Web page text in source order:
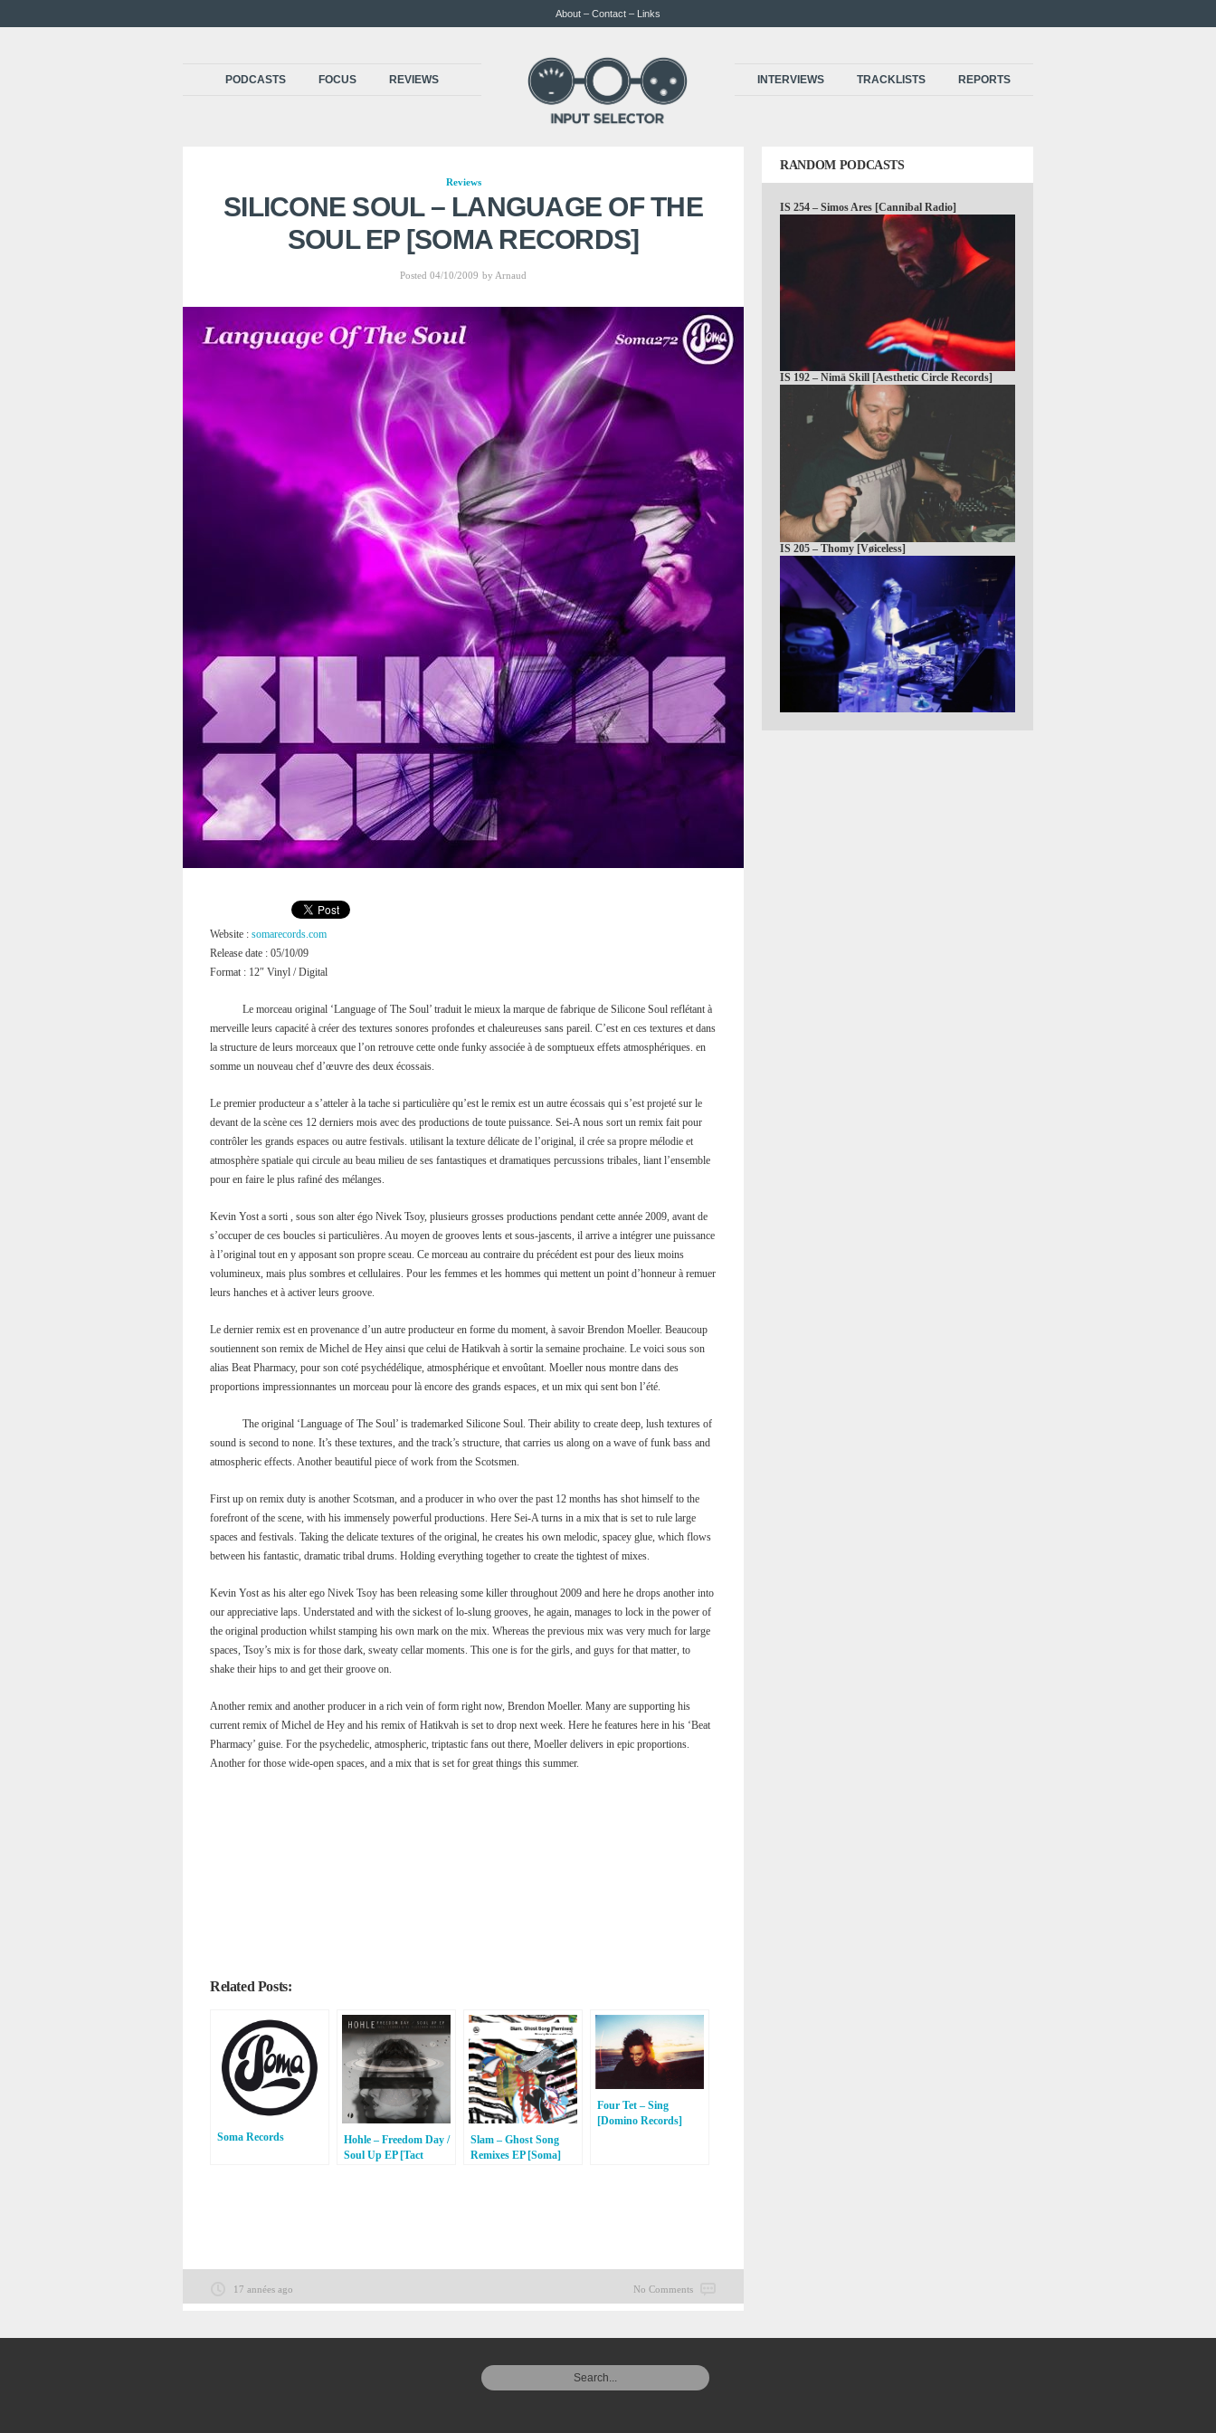
About – Contact – Links
PODCASTS FOCUS REVIEWS INTERVIEWS TRACKLISTS REPORTS
Reviews
SILICONE SOUL – LANGUAGE OF THE
SOUL EP [SOMA RECORDS]
Posted 04/10/2009 by Arnaud
Website : somarecords.com
Release date : 05/10/09
Format : 12″ Vinyl / Digital
Le morceau original ‘Language of The Soul’ traduit le mieux la marque de fabrique de Silicone Soul reflétant à
merveille leurs capacité à créer des textures sonores profondes et chaleureuses sans pareil. C’est en ces textures et dans
la structure de leurs morceaux que l’on retrouve cette onde funky associée à de somptueux effets atmosphériques. en
somme un nouveau chef d’œuvre des deux écossais.
Le premier producteur a s’atteler à la tache si particulière qu’est le remix est un autre écossais qui s’est projeté sur le
devant de la scène ces 12 derniers mois avec des productions de toute puissance. Sei-A nous sort un remix fait pour
contrôler les grands espaces ou autre festivals. utilisant la texture délicate de l’original, il crée sa propre mélodie et
atmosphère spatiale qui circule au beau milieu de ses fantastiques et dramatiques percussions tribales, liant l’ensemble
pour en faire le plus rafiné des mélanges.
Kevin Yost a sorti , sous son alter égo Nivek Tsoy, plusieurs grosses productions pendant cette année 2009, avant de
s’occuper de ces boucles si particulières. Au moyen de grooves lents et sous-jascents, il arrive a intégrer une puissance
à l’original tout en y apposant son propre sceau. Ce morceau au contraire du précédent est pour des lieux moins
volumineux, mais plus sombres et cellulaires. Pour les femmes et les hommes qui mettent un point d’honneur à remuer
leurs hanches et à activer leurs groove.
Le dernier remix est en provenance d’un autre producteur en forme du moment, à savoir Brendon Moeller. Beaucoup
soutiennent son remix de Michel de Hey ainsi que celui de Hatikvah à sortir la semaine prochaine. Le voici sous son
alias Beat Pharmacy, pour son coté psychédélique, atmosphérique et envoûtant. Moeller nous montre dans des
proportions impressionnantes un morceau pour là encore des grands espaces, et un mix qui sent bon l’été.
The original ‘Language of The Soul’ is trademarked Silicone Soul. Their ability to create deep, lush textures of
sound is second to none. It’s these textures, and the track’s structure, that carries us along on a wave of funk bass and
atmospheric effects. Another beautiful piece of work from the Scotsmen.
First up on remix duty is another Scotsman, and a producer in who over the past 12 months has shot himself to the
forefront of the scene, with his immensely powerful productions. Here Sei-A turns in a mix that is set to rule large
spaces and festivals. Taking the delicate textures of the original, he creates his own melodic, spacey glue, which flows
between his fantastic, dramatic tribal drums. Holding everything together to create the tightest of mixes.
Kevin Yost as his alter ego Nivek Tsoy has been releasing some killer throughout 2009 and here he drops another into
our appreciative laps. Understated and with the sickest of lo-slung grooves, he again, manages to lock in the power of
the original production whilst stamping his own mark on the mix. Whereas the previous mix was very much for large
spaces, Tsoy’s mix is for those dark, sweaty cellar moments. This one is for the girls, and guys for that matter, to
shake their hips to and get their groove on.
Another remix and another producer in a rich vein of form right now, Brendon Moeller. Many are supporting his
current remix of Michel de Hey and his remix of Hatikvah is set to drop next week. Here he features here in his ‘Beat
Pharmacy’ guise. For the psychedelic, atmospheric, triptastic fans out there, Moeller delivers in epic proportions.
Another for those wide-open spaces, and a mix that is set for great things this summer.
Related Posts:
Soma Records
Hohle – Freedom Day /
Soul Up EP [Tact
Slam – Ghost Song
Remixes EP [Soma]
Four Tet – Sing
[Domino Records]
17 années ago No Comments
RANDOM PODCASTS
IS 254 – Simos Ares [Cannibal Radio]
IS 192 – Nimä Skill [Aesthetic Circle Records]
IS 205 – Thomy [Vøiceless]